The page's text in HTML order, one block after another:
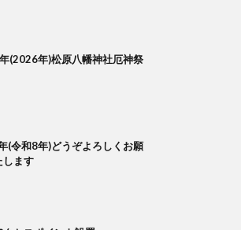
(2026年)松原八幡神社厄神祭
(令和8年)どうぞよろしくお願
します